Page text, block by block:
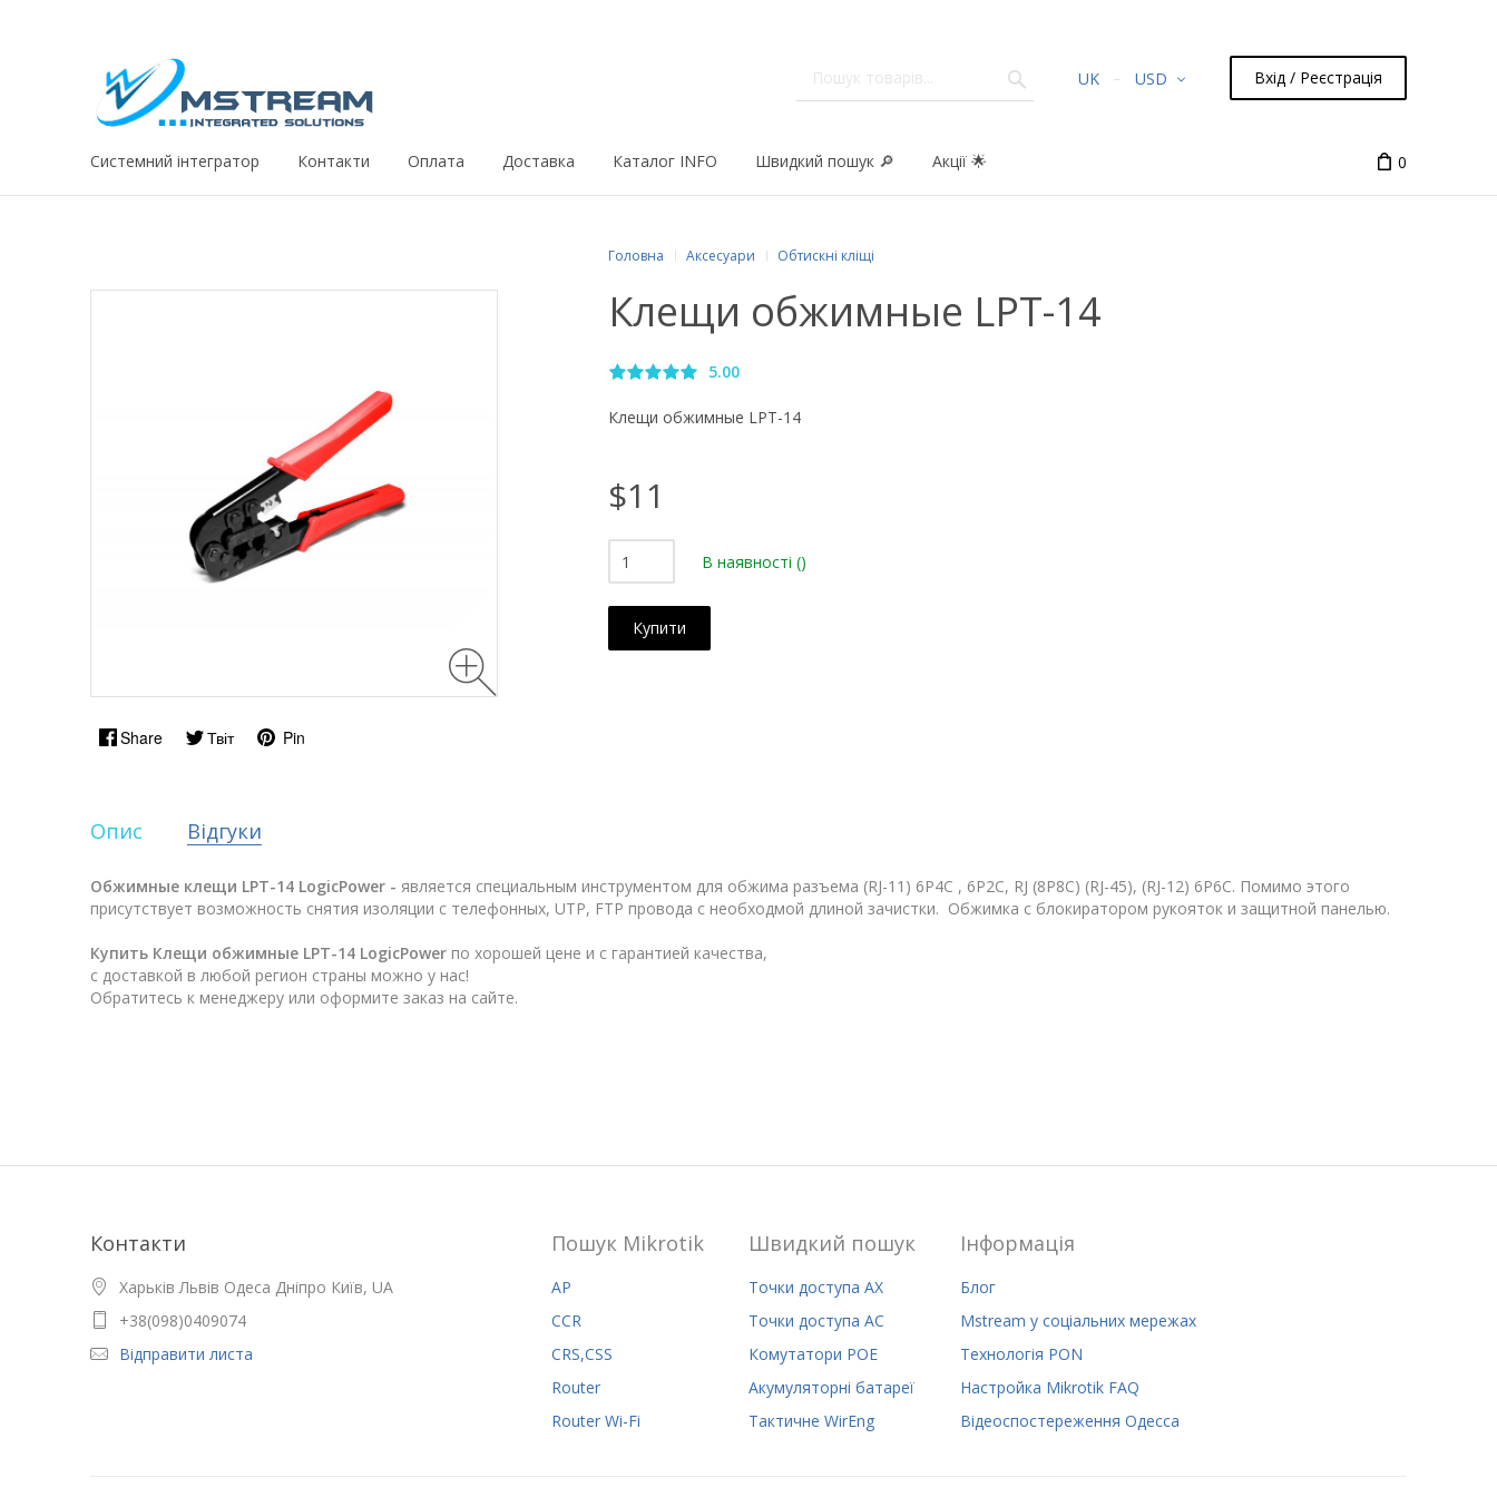
UK USD Вхід / Реєстрація
Системний iнтегратор Контакти Оплата Доставка Каталог INFO Швидкий пошук 🔎 Акції 🌟 0
Share Твіт Pin
Головна Аксесуари Обтискні кліщі
Клещи обжимные LPT-14
5.00
Клещи обжимные LPT-14
$11
В наявності ()
Купити
Опис Відгуки
Обжимные клещи LPT-14 LogicPower - является специальным инструментом для обжима разъема (RJ-11) 6P4C , 6Р2С, RJ (8Р8С) (RJ-45), (RJ-12) 6Р6С. Помимо этого
присутствует возможность снятия изоляции с телефонных, UTP, FTP провода с необходмой длиной зачистки. Обжимка с блокиратором рукояток и защитной панелью.
Купить Клещи обжимные LPT-14 LogicPower по хорошей цене и с гарантией качества,
с доставкой в любой регион страны можно у нас!
Обратитесь к менеджеру или оформите заказ на сайте.
Контакти
Харьків Львів Одеса Дніпро Київ, UA
+38(098)0409074
Відправити листа
Пошук Mikrotik
AP
CCR
CRS,CSS
Router
Router Wi-Fi
Швидкий пошук
Точки доступа AX
Точки доступа AC
Комутатори POE
Акумуляторні батареї
Тактичне WirEng
Iнформацiя
Блог
Mstream у соціальних мережах
Технологія PON
Настройка Mikrotik FAQ
Відеоспостереження Одесса